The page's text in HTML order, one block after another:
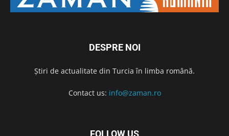
DESPRE NOI
Știri de actualitate din Turcia în limba română.
Contact us: info@zaman.ro
FOLLOW US